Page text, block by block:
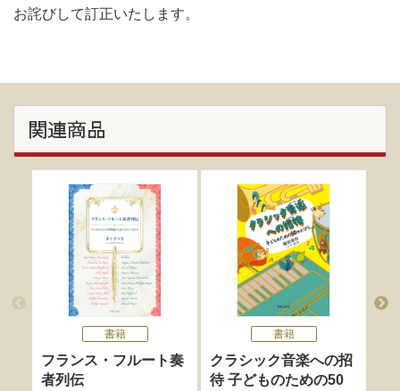
お詫びして訂正いたします。
関連商品
書籍
フランス・フルート奏
者列伝
書籍
クラシック音楽への招
待 子どものための50